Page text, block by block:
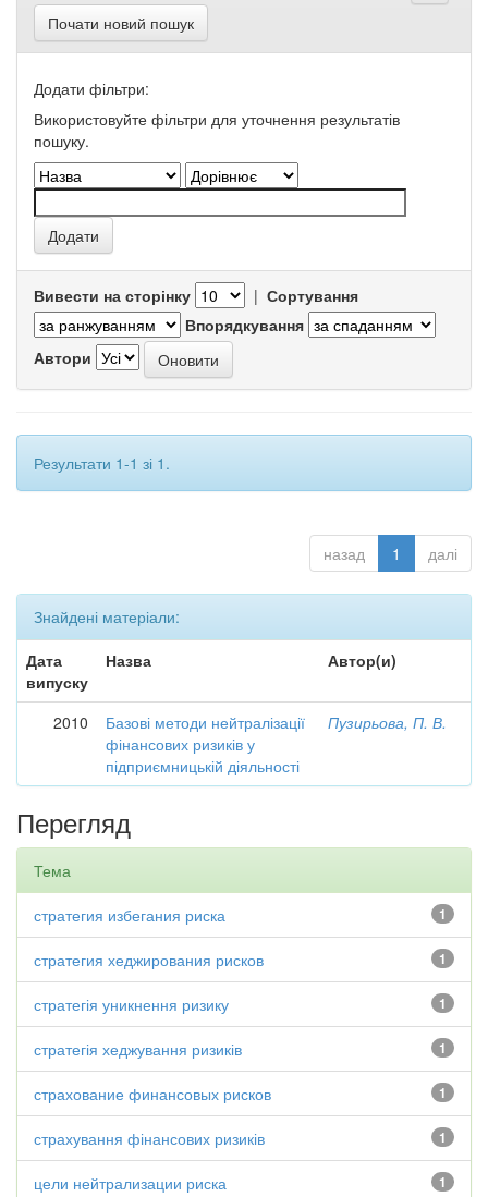
Почати новий пошук
Додати фільтри:
Використовуйте фільтри для уточнення результатів
пошуку.
Вивести на сторінку | Сортування
Впорядкування
Автори
Результати 1-1 зі 1.
назад 1 далі
Знайдені матеріали:
Дата
випуску
Назва Автор(и)
2010
Базові методи нейтралізації
фінансових ризиків у
підприємницькій діяльності
Пузирьова, П. В.
Перегляд
Тема
1
стратегия избегания риска
1
стратегия хеджирования рисков
1
стратегія уникнення ризику
1
стратегія хеджування ризиків
1
страхование финансовых рисков
1
страхування фінансових ризиків
1
цели нейтрализации риска